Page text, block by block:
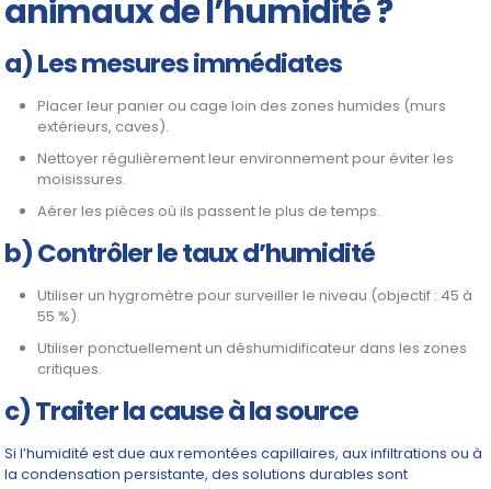
animaux de l’humidité ?
a) Les mesures immédiates
Placer leur panier ou cage loin des zones humides (murs
extérieurs, caves).
Nettoyer régulièrement leur environnement pour éviter les
moisissures.
Aérer les pièces où ils passent le plus de temps.
b) Contrôler le taux d’humidité
Utiliser un hygromètre pour surveiller le niveau (objectif : 45 à
55 %).
Utiliser ponctuellement un déshumidificateur dans les zones
critiques.
c) Traiter la cause à la source
Si l’humidité est due aux remontées capillaires, aux infiltrations ou à
la condensation persistante, des solutions durables sont